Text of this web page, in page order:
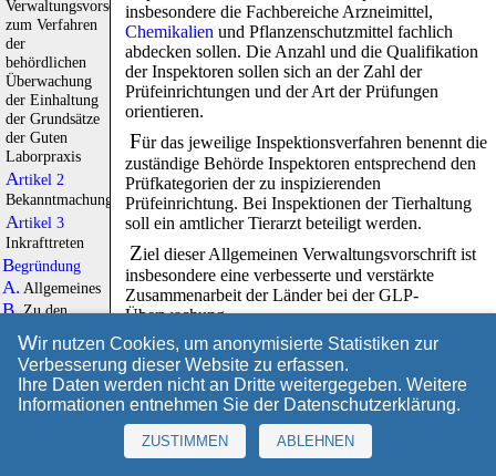
insbesondere die Fachbereiche Arzneimittel,
Chemikalien und Pflanzenschutzmittel fachlich
abdecken sollen. Die Anzahl und die Qualifikation
der Inspektoren sollen sich an der Zahl der
Prüfeinrichtungen und der Art der Prüfungen
orientieren.
Für das jeweilige Inspektionsverfahren benennt die
zuständige Behörde Inspektoren entsprechend den
Prüfkategorien der zu inspizierenden
Prüfeinrichtung. Bei Inspektionen der Tierhaltung
soll ein amtlicher Tierarzt beteiligt werden.
Ziel dieser Allgemeinen Verwaltungsvorschrift ist
insbesondere eine verbesserte und verstärkte
Zusammenarbeit der Länder bei der GLP-
Überwachung.
B. Lösung
Änderung der Allgemeinen Verwaltungsvorschrift
zum Verfahren der behördlichen Überwachung der
Einhaltung der Grundsätze der Guten Laborpraxis.
C. Alternativen
Verwaltungsvorschrift
zum Verfahren
der
behördlichen
Überwachung
der Einhaltung
der Grundsätze
der Guten
Laborpraxis
Artikel 2
Bekanntmachungserlaubnis
Artikel 3
Inkrafttreten
Begründung
A. Allgemeines
B.Zu den
Einzelnen
ZuArtikel 1
ZuNummer 1
Wir nutzen Cookies, um anonymisierte Statistiken zur
Verbesserung dieser Website zu erfassen.
Ihre Daten werden nicht an Dritte weitergegeben. Weitere
Informationen entnehmen Sie der Datenschutzerklärung.
ZUSTIMMEN ABLEHNEN